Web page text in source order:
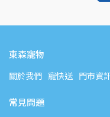
東森寵物
關於我們 寵快送 門市資
常見問題